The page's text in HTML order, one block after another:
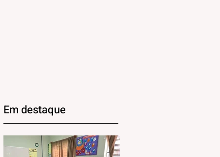
Em destaque